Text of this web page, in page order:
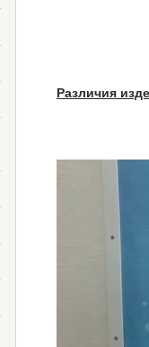
Различия